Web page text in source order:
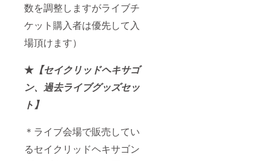
数を調整しますがライブチ
ケット購入者は優先して入
場頂けます）
★ 【セイクリッドヘキサゴ
ン、過去ライブグッズセッ
ト】
＊ライブ会場で販売してい
るセイクリッドヘキサゴン